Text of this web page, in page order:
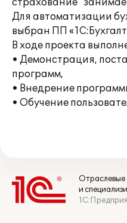
страхование"
Для автоматизации
выбран ПП
В ходе проекта
• Демонстрация,
программ,
• Внедрение
• Обучение
Отраслевые
и